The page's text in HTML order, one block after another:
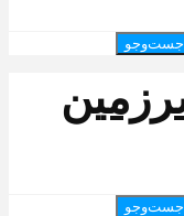
جست‌وجو
جست‌وجو